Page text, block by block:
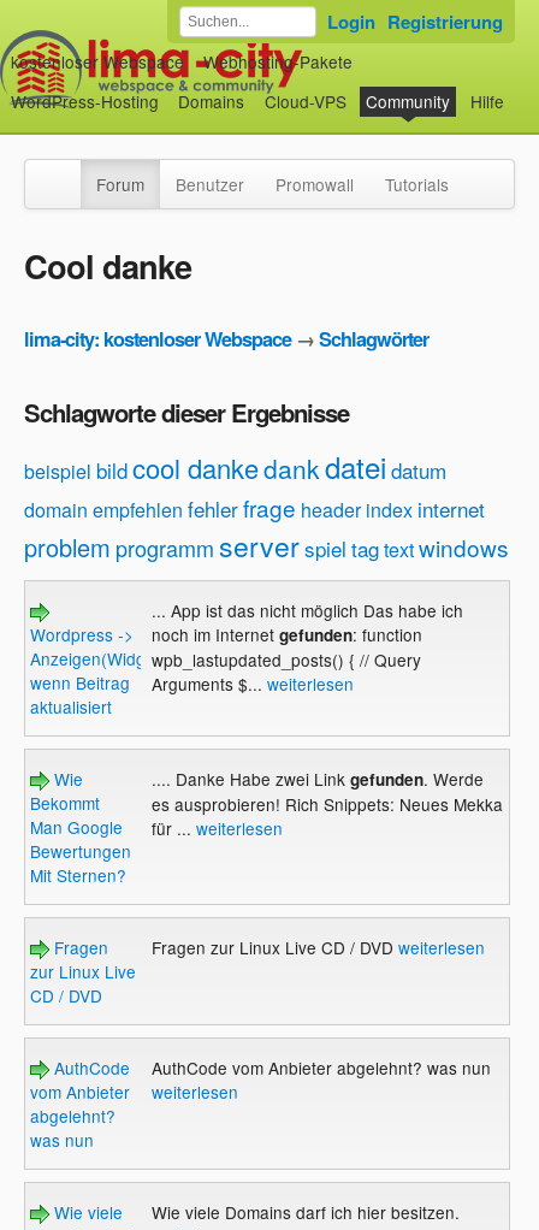
kostenloser Webspace
Webhosting-Pakete
WordPress-Hosting
Domains Cloud-VPS Community Hilfe
Login Registrierung
Forum Benutzer Promowall Tutorials
Cool danke
lima-city: kostenloser Webspace→Schlagwörter
Schlagworte dieser Ergebnisse
beispiel bildcool dankedankdatei datum
domain empfehlen fehlerfrage header index internet
problem programmserverspiel tagtextwindows
Wordpress ->
Anzeigen(Widget),
wenn Beitrag
aktualisiert
... App ist das nicht möglich Das habe ich
noch im Internetgefunden: function
wpb_lastupdated_posts() { // Query
Arguments $... weiterlesen
Wie
Bekommt
Man Google
Bewertungen
Mit Sternen?
.... Danke Habe zwei Linkgefunden. Werde
es ausprobieren! Rich Snippets: Neues Mekka
für ... weiterlesen
Fragen
zur Linux Live
CD / DVD
Fragen zur Linux Live CD / DVD weiterlesen
AuthCode
vom Anbieter
abgelehnt?
was nun
AuthCode vom Anbieter abgelehnt? was nun
weiterlesen
Wie viele
Wie viele Domains darf ich hier besitzen.